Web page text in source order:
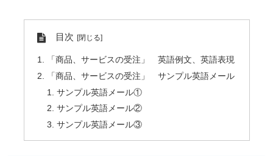
目次
「商品、サービスの受注」 英語例文、英語表現
「商品、サービスの受注」 サンプル英語メール
サンプル英語メール①
サンプル英語メール②
サンプル英語メール③